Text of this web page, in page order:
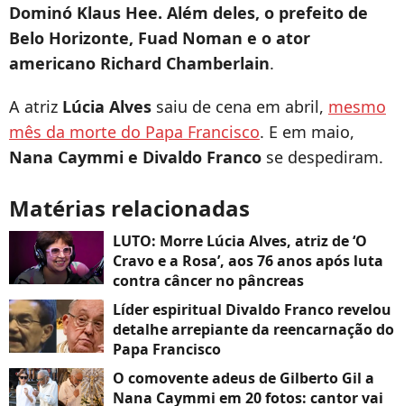
Dominó Klaus Hee. Além deles, o prefeito de
Belo Horizonte, Fuad Noman e o ator
americano Richard Chamberlain.
A atriz Lúcia Alves saiu de cena em abril, mesmo
mês da morte do Papa Francisco. E em maio,
Nana Caymmi e Divaldo Franco se despediram.
Matérias relacionadas
LUTO: Morre Lúcia Alves, atriz de ‘O
Cravo e a Rosa’, aos 76 anos após luta
contra câncer no pâncreas
Líder espiritual Divaldo Franco revelou
detalhe arrepiante da reencarnação do
Papa Francisco
O comovente adeus de Gilberto Gil a
Nana Caymmi em 20 fotos: cantor vai